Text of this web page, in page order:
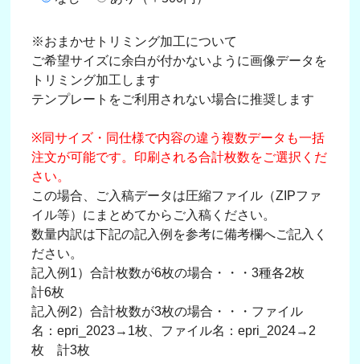
※おまかせトリミング加工について
ご希望サイズに余白が付かないように画像データを
トリミング加工します
テンプレートをご利用されない場合に推奨します
※同サイズ・同仕様で内容の違う複数データも一括
注文が可能です。印刷される合計枚数をご選択くだ
さい。
この場合、ご入稿データは圧縮ファイル（ZIPファ
イル等）にまとめてからご入稿ください。
数量内訳は下記の記入例を参考に備考欄へご記入く
ださい。
記入例1）合計枚数が6枚の場合・・・3種各2枚
計6枚
記入例2）合計枚数が3枚の場合・・・ファイル
名：epri_2023→1枚、ファイル名：epri_2024→2
枚 計3枚